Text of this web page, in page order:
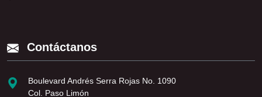
Contáctanos
Boulevard Andrés Serra Rojas No. 1090
Col. Paso Limón